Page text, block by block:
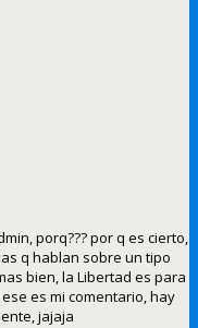
porq??? por q es cierto,
q hablan sobre un tipo
bien, la Libertad es para
es mi comentario, hay
jajaja